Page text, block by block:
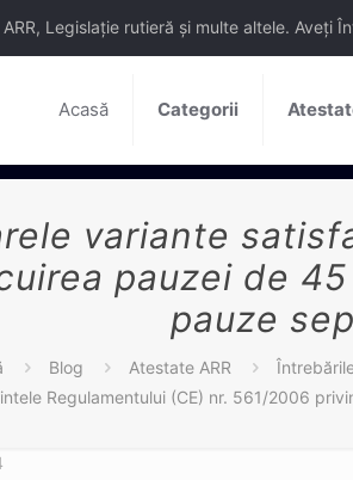
Legislație rutieră și multe altele. Aveți
Acasă Categorii
variante
pauzei de
pauze
Blog Atestate ARR
Regulamentului (CE) nr. 561/2006